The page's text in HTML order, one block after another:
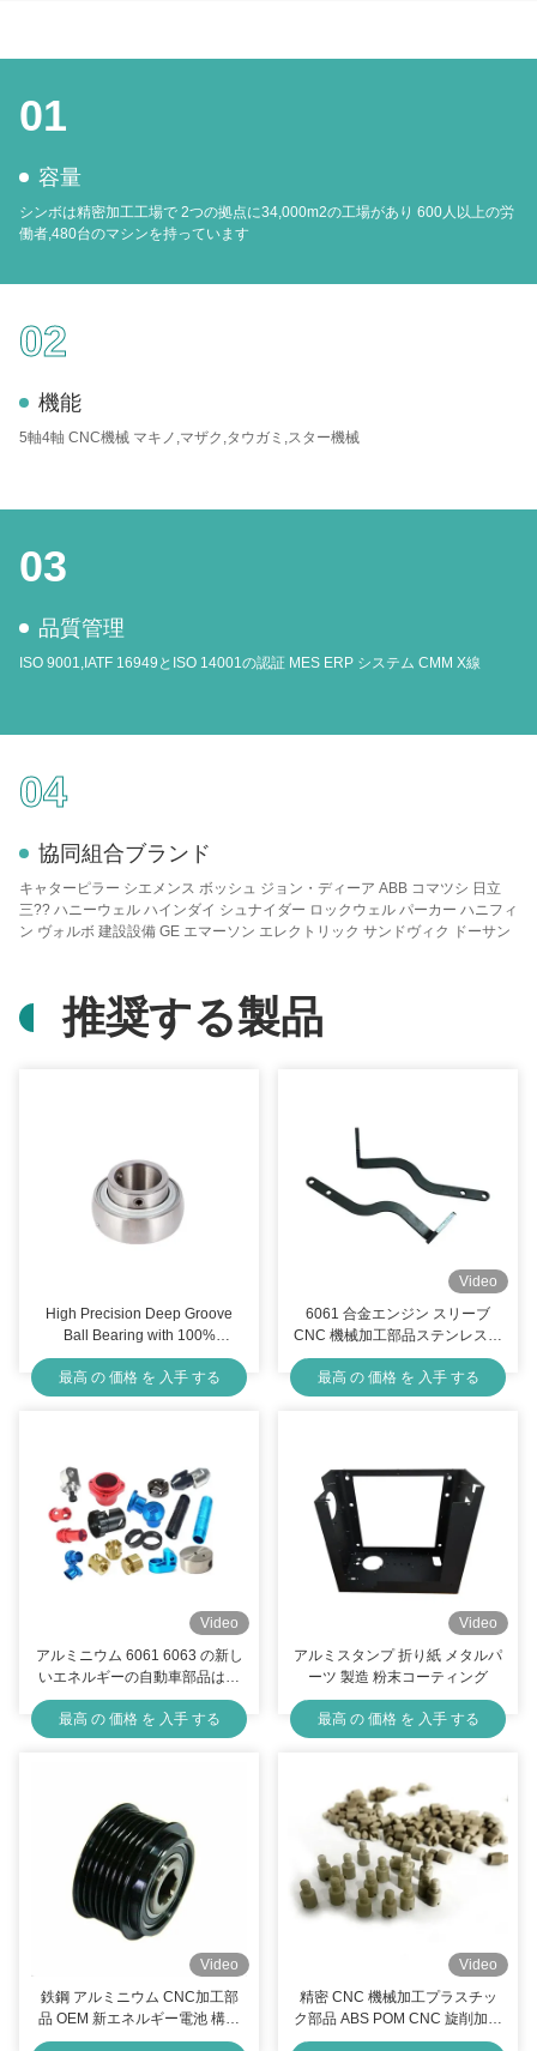
01
容量
シンボは精密加工工場で 2つの拠点に34,000m2の工場があり 600人以上の労
働者,480台のマシンを持っています
02
機能
5軸4軸 CNC機械 マキノ,マザク,タウガミ,スター機械
03
品質管理
ISO 9001,IATF 16949とISO 14001の認証 MES ERP システム CMM X線
04
協同組合ブランド
キャターピラー シエメンス ボッシュ ジョン・ディーア ABB コマツシ 日立
三?? ハニーウェル ハインダイ シュナイダー ロックウェル パーカー ハニフィ
ン ヴォルボ 建設設備 GE エマーソン エレクトリック サンドヴィク ドーサン
推奨する製品
High Precision Deep Groove
Ball Bearing with 100%
Inspection and 5-Day Leadtime
for OEM Customized
Applications
最高 の 価格 を 入手 する
Video
6061 合金エンジン スリーブ
CNC 機械加工部品ステンレス鋼
CNC フライス部品
最高 の 価格 を 入手 する
Video
アルミニウム 6061 6063 の新し
いエネルギーの自動車部品は自
動車部品を機械化する CNC に
陽極酸化されました
最高 の 価格 を 入手 する
Video
アルミスタンプ 折り紙 メタルパ
ーツ 製造 粉末コーティング
最高 の 価格 を 入手 する
Video
鉄鋼 アルミニウム CNC加工部
品 OEM 新エネルギー電池 構造
部品
Video
精密 CNC 機械加工プラスチッ
ク部品 ABS POM CNC 旋削加工
部品